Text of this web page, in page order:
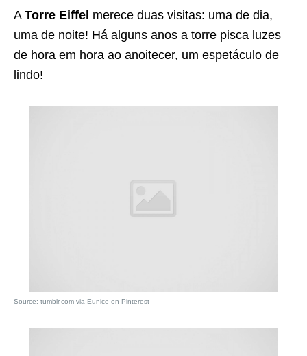
A Torre Eiffel merece duas visitas: uma de dia,
uma de noite! Há alguns anos a torre pisca luzes
de hora em hora ao anoitecer, um espetáculo de
lindo!
Source: tumblr.com via Eunice on Pinterest